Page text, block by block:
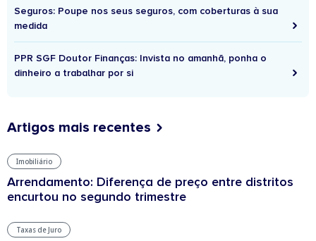
Seguros: Poupe nos seus seguros, com coberturas à sua
medida
PPR SGF Doutor Finanças: Invista no amanhã, ponha o
dinheiro a trabalhar por si
Artigos mais recentes
Imobiliário
Arrendamento: Diferença de preço entre distritos
encurtou no segundo trimestre
Taxas de Juro